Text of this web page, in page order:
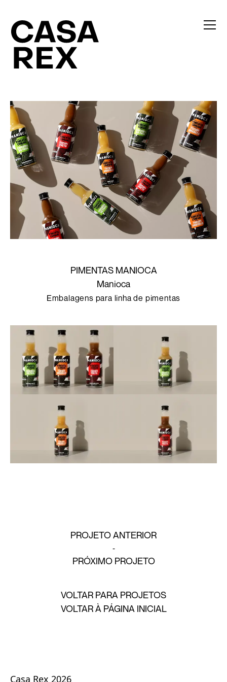
PIMENTAS MANIOCA
Manioca
Embalagens para linha de pimentas
PROJETO ANTERIOR
PRÓXIMO PROJETO
VOLTAR PARA PROJETOS
VOLTAR À PÁGINA INICIAL
Casa Rex 2026